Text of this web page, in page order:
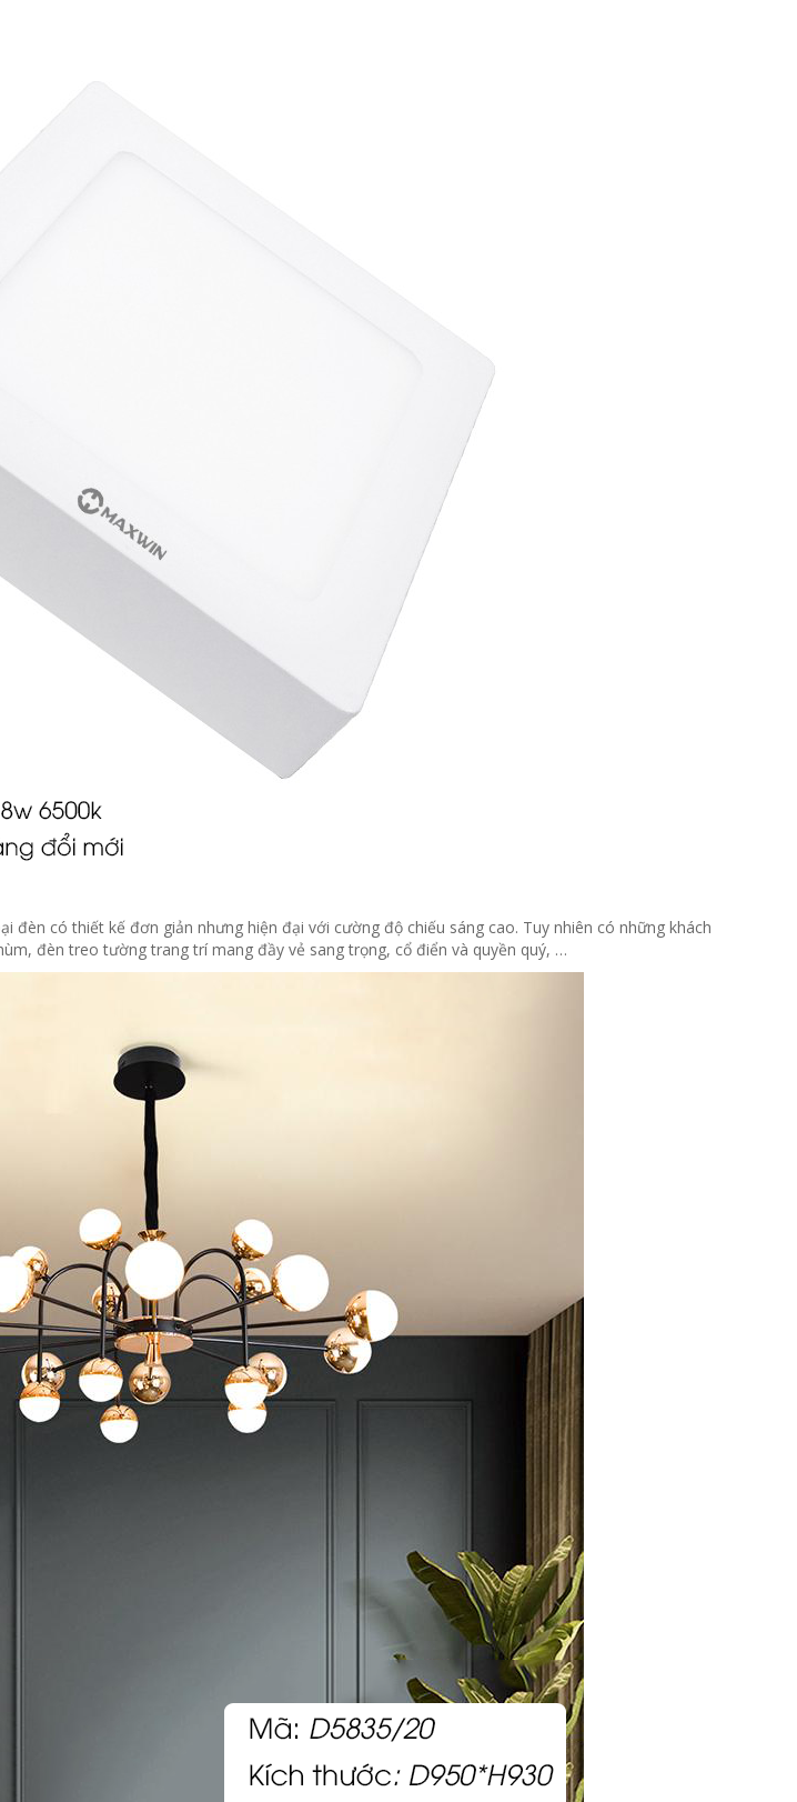
đèn có thiết kế đơn giản nhưng hiện đại với cường độ chiếu sáng cao. Tuy nhiên có những khách
đèn treo tường trang trí mang đầy vẻ sang trọng, cổ điển và quyền quý, …